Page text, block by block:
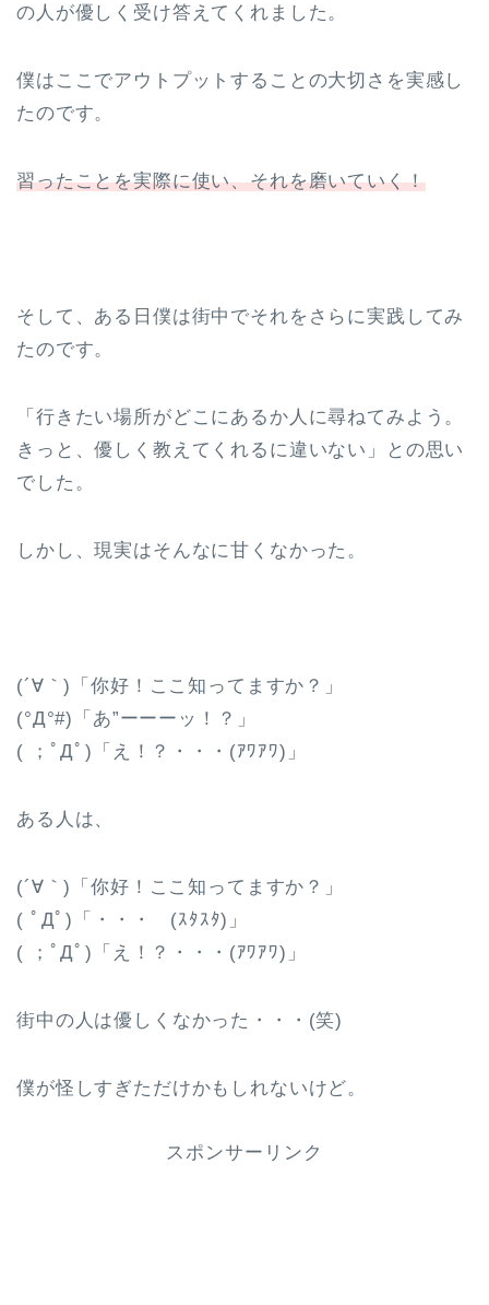
の人が優しく受け答えてくれました。
僕はここでアウトプットすることの大切さを実感し
たのです。
習ったことを実際に使い、それを磨いていく！
そして、ある日僕は街中でそれをさらに実践してみ
たのです。
「行きたい場所がどこにあるか人に尋ねてみよう。
きっと、優しく教えてくれるに違いない」との思い
でした。
しかし、現実はそんなに甘くなかった。
(´∀｀)「你好！ここ知ってますか？」
(°Д°#)「あ”ーーーッ！？」
( ；ﾟДﾟ)「え！？・・・(ｱﾜｱﾜ)」
ある人は、
(´∀｀)「你好！ここ知ってますか？」
( ﾟДﾟ)「・・・ (ｽﾀｽﾀ)」
( ；ﾟДﾟ)「え！？・・・(ｱﾜｱﾜ)」
街中の人は優しくなかった・・・(笑)
僕が怪しすぎただけかもしれないけど。
スポンサーリンク